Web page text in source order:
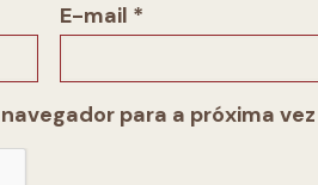
E-mail *
para a próxima